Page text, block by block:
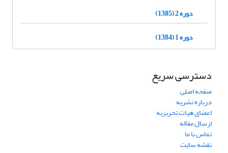
دوره 2 (1385)
دوره 1 (1384)
دسترسی سریع
صفحه اصلی
درباره نشریه
اعضای هیات تحریریه
ارسال مقاله
تماس با ما
نقشه سایت